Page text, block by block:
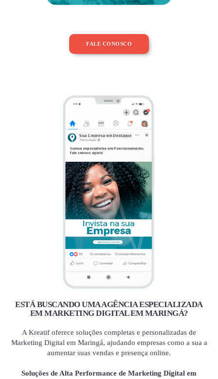
FALE CONOSCO
ESTÁ BUSCANDO UMA AGÊNCIA ESPECIALIZADA
EM MARKETING DIGITAL EM MARINGÁ?
A Kreatif oferece soluções completas e personalizadas de
Marketing Digital em Maringá, ajudando empresas como a sua a
aumentar suas vendas e presença online.
Soluções de Alta Performance de Marketing Digital em